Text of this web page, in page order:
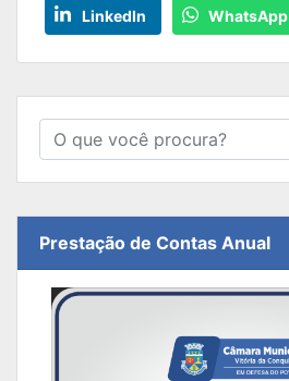
LinkedIn WhatsApp
Prestação de Contas Anual